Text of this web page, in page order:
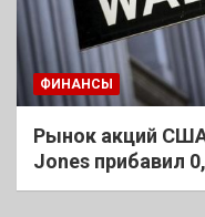
ФИНАНСЫ
Рынок акций
Jones прибавил